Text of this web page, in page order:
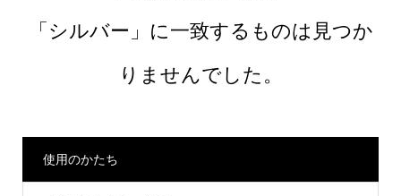
「シルバー」に一致するものは見つか
りませんでした。
使用のかたち